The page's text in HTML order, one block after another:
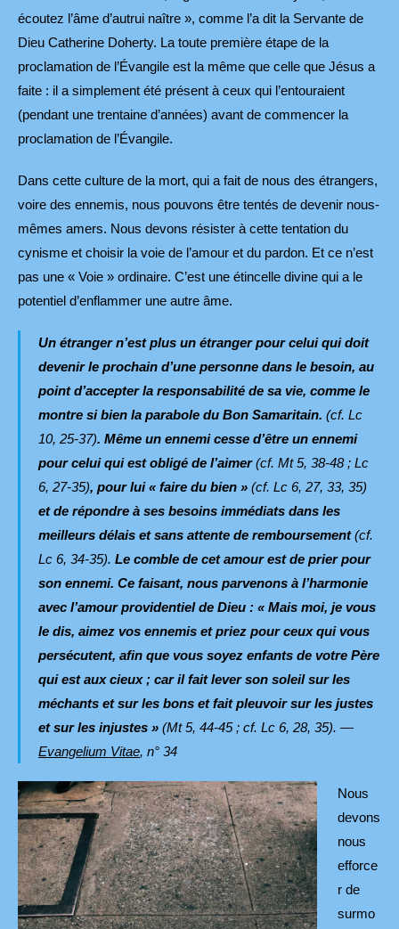
écoutez l’âme d’autrui naître », comme l’a dit la Servante de
Dieu Catherine Doherty. La toute première étape de la
proclamation de l’Évangile est la même que celle que Jésus a
faite : il a simplement été présent à ceux qui l’entouraient
(pendant une trentaine d’années) avant de commencer la
proclamation de l’Évangile.
Dans cette culture de la mort, qui a fait de nous des étrangers,
voire des ennemis, nous pouvons être tentés de devenir nous-
mêmes amers. Nous devons résister à cette tentation du
cynisme et choisir la voie de l’amour et du pardon. Et ce n’est
pas une « Voie » ordinaire. C’est une étincelle divine qui a le
potentiel d’enflammer une autre âme.
Un étranger n’est plus un étranger pour celui qui doit
devenir le prochain d’une personne dans le besoin, au
point d’accepter la responsabilité de sa vie, comme le
montre si bien la parabole du Bon Samaritain. (cf. Lc
10, 25-37). Même un ennemi cesse d’être un ennemi
pour celui qui est obligé de l’aimer(cf. Mt 5, 38-48 ; Lc
6, 27-35), pour lui « faire du bien » (cf. Lc 6, 27, 33, 35)
et de répondre à ses besoins immédiats dans les
meilleurs délais et sans attente de remboursement(cf.
Lc 6, 34-35). Le comble de cet amour est de prier pour
son ennemi. Ce faisant, nous parvenons à l’harmonie
avec l’amour providentiel de Dieu : « Mais moi, je vous
le dis, aimez vos ennemis et priez pour ceux qui vous
persécutent, afin que vous soyez enfants de votre Père
qui est aux cieux ; car il fait lever son soleil sur les
méchants et sur les bons et fait pleuvoir sur les justes
et sur les injustes » (Mt 5, 44-45 ; cf. Lc 6, 28, 35). —
Evangelium Vitae, n° 34
Nous
devons
nous
efforce
r de
surmo